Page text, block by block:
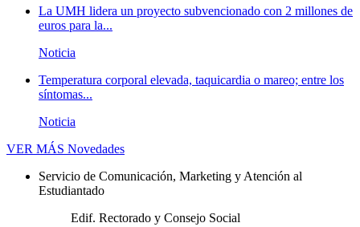
La UMH lidera un proyecto subvencionado con 2 millones de
euros para la...
Noticia
Temperatura corporal elevada, taquicardia o mareo; entre los
síntomas...
Noticia
VER MÁS Novedades
Servicio de Comunicación, Marketing y Atención al
Estudiantado
Edif. Rectorado y Consejo Social